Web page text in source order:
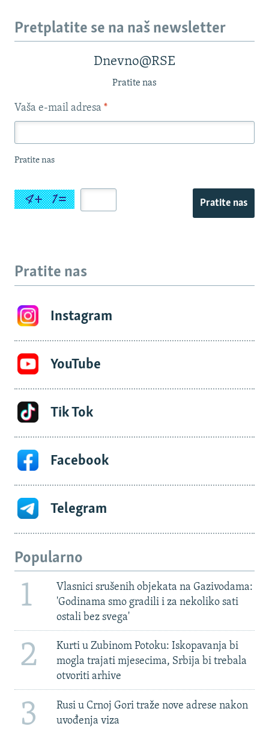
Pretplatite se na naš newsletter
Dnevno@RSE
Pratite nas
Vaša e-mail adresa *
Pratite nas
Pratite nas
Pratite nas
Instagram
YouTube
Tik Tok
Facebook
Telegram
Popularno
1
Vlasnici srušenih objekata na Gazivodama:
'Godinama smo gradili i za nekoliko sati
ostali bez svega'
2
Kurti u Zubinom Potoku: Iskopavanja bi
mogla trajati mjesecima, Srbija bi trebala
otvoriti arhive
3
Rusi u Crnoj Gori traže nove adrese nakon
uvođenja viza